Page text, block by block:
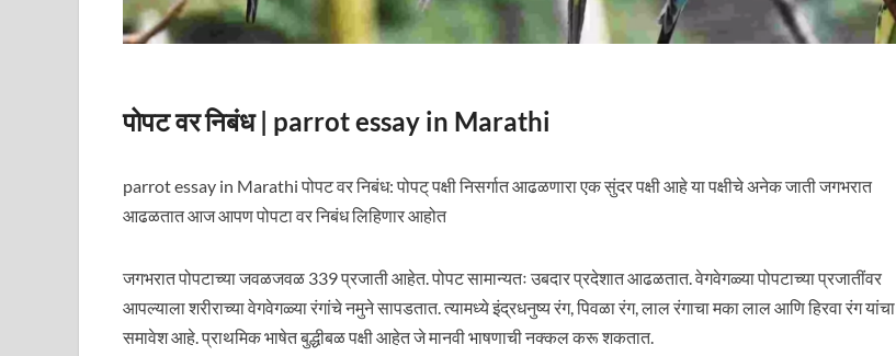
पोपट वर निबंध | parrot essay in Marathi
parrot essay in Marathi पोपट वर निबंध: पोपट् पक्षी निसर्गात आढळणारा एक सुंदर पक्षी आहे या पक्षीचे अनेक जाती जगभरात
आढळतात आज आपण पोपटा वर निबंध लिहिणार आहोत
जगभरात पोपटाच्या जवळजवळ 339 प्रजाती आहेत. पोपट सामान्यतः उबदार प्रदेशात आढळतात. वेगवेगळ्या पोपटाच्या प्रजातींवर
आपल्याला शरीराच्या वेगवेगळ्या रंगांचे नमुने सापडतात. त्यामध्ये इंद्रधनुष्य रंग, पिवळा रंग, लाल रंगाचा मका लाल आणि हिरवा रंग यांचा
समावेश आहे. प्राथमिक भाषेत बुद्धीबळ पक्षी आहेत जे मानवी भाषणाची नक्कल करू शकतात.